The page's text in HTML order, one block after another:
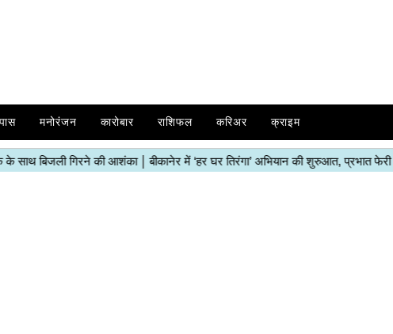
मनोरंजन कारोबार राशिफल करिअर क्राइम